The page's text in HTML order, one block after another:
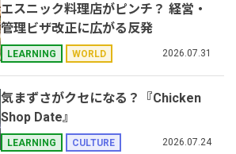
エスニック料理店がピンチ？ 経営・
管理ビザ改正に広がる反発
LEARNING WORLD 2026.07.31
気まずさがクセになる？『Chicken
Shop Date』
LEARNING CULTURE 2026.07.24